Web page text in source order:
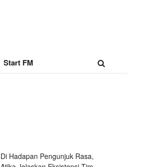
Start FM
Di Hadapan Pengunjuk Rasa,